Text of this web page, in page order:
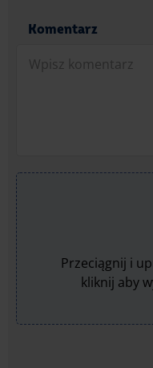
Komentarz
Przeciągnij i
kliknij aby